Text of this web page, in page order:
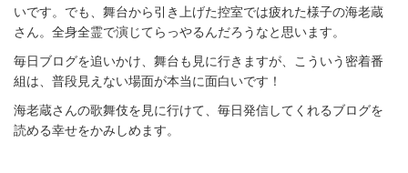
いです。でも、舞台から引き上げた控室では疲れた様子の海老蔵
さん。全身全霊で演じてらっやるんだろうなと思います。
毎日ブログを追いかけ、舞台も見に行きますが、こういう密着番
組は、普段見えない場面が本当に面白いです！
海老蔵さんの歌舞伎を見に行けて、毎日発信してくれるブログを
読める幸せをかみしめます。